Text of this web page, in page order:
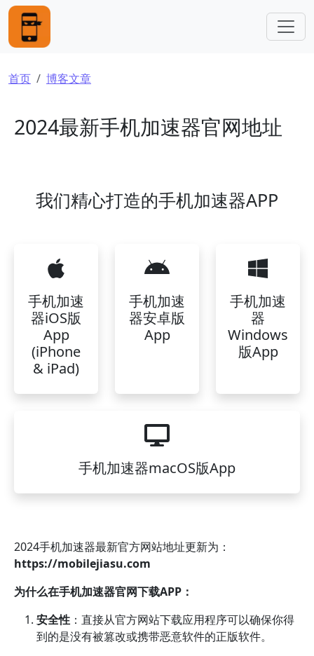
跳转到主要内容
面包屑
首页 博客文章
2024最新手机加速器官网地址
我们精心打造的手机加速器APP
手机加速
器iOS版
App
(iPhone
& iPad)
手机加速
器安卓版
App
手机加速
器
Windows
版App
手机加速器macOS版App
2024手机加速器最新官方网站地址更新为：
https://mobilejiasu.com
为什么在手机加速器官网下载APP：
安全性 ：直接从官方网站下载应用程序可以确保你得
到的是没有被篡改或携带恶意软件的正版软件。